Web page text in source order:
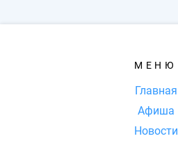
МЕНЮ
Главная
Афиша
Новости